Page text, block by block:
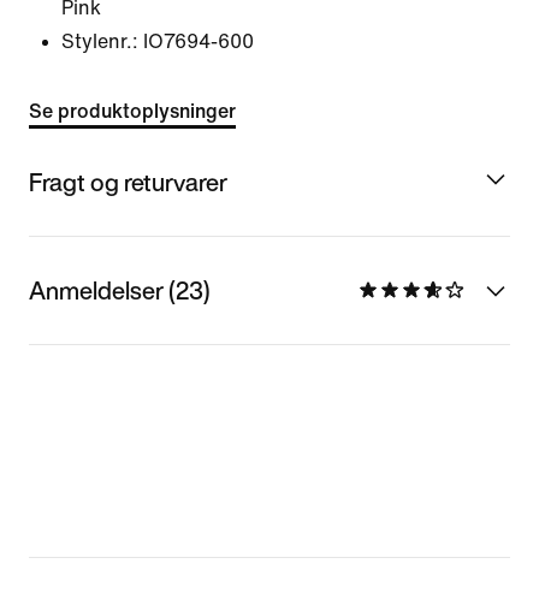
Pink
Stylenr.: IO7694-600
Se produktoplysninger
Fragt og returvarer
Anmeldelser (23)